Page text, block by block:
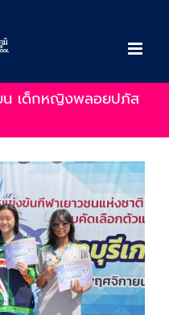
น เด็กหญิงพลอยปภัส